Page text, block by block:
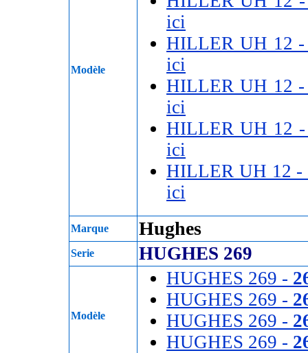
Modèle
ici
HILLER UH 12
ici
HILLER UH 12
ici
HILLER UH 12
ici
HILLER UH 12 -
ici
Marque Hughes
Serie HUGHES 269
Modèle
HUGHES 269 -
HUGHES 269 -
HUGHES 269 -
HUGHES 269 -